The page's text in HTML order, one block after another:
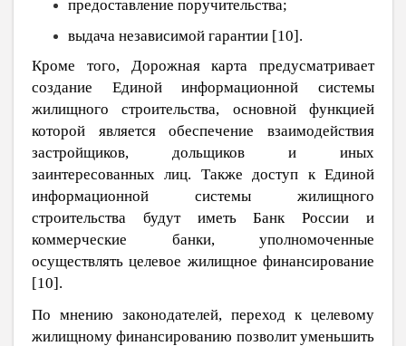
предоставление поручительства;
выдача независимой гарантии [10].
Кроме того, Дорожная карта предусматривает
создание Единой информационной системы
жилищного строительства, основной функцией
которой является обеспечение взаимодействия
застройщиков, дольщиков и иных
заинтересованных лиц. Также доступ к Единой
информационной системы жилищного
строительства будут иметь Банк России и
коммерческие банки, уполномоченные
осуществлять целевое жилищное финансирование
[10].
По мнению законодателей, переход к целевому
жилищному финансированию позволит уменьшить